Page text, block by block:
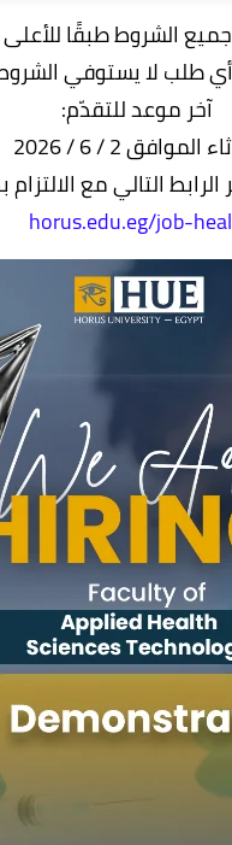
الشروط طبقًا للأعلى
طلب لا يستوفي
آخر موعد للتقدّم:
الموافق 2 / 6 / 2026
التالي مع
horus.edu.eg/job-